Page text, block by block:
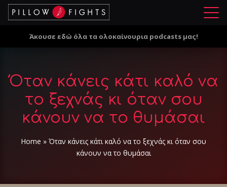
Μ
ο
Άκουσε εδώ όλα τα ολοκαίνουρια podcasts μας!
Όταν κάνεις κάτι καλό να
το ξεχνάς κι όταν σου
κάνουν να το θυμάσαι
Home » Όταν κάνεις κάτι καλό να το ξεχνάς κι όταν σου
κάνουν να το θυμάσαι